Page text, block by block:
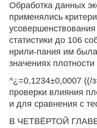
Обработка данных
применялись
статистики до 106
нрили-пания им
значениях
^¿=0,1234±0,0007 ((/
проверки влияния
и для сравнения с
В ЧЕТВЁРТОЙ